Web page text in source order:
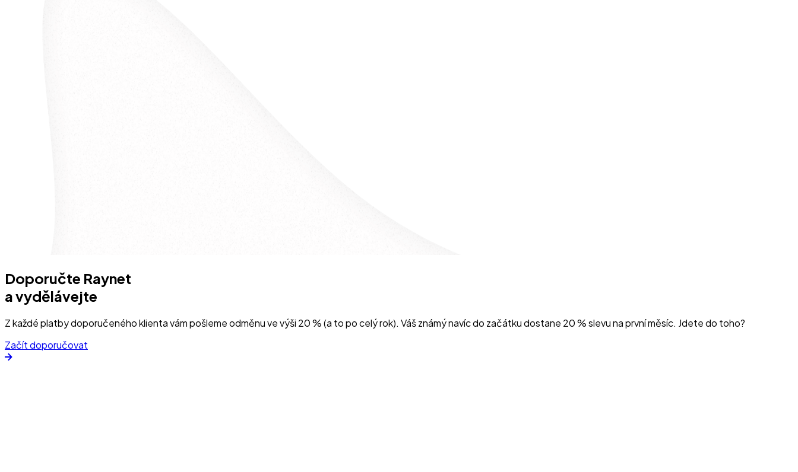
Doporučte Raynet
a vydělávejte
Z každé platby doporučeného klienta vám pošleme odměnu ve výši 20 % (a to po celý rok). Váš známý navíc do začátku dostane 20 % slevu na první měsíc. Jdete do toho?
Začít doporučovat